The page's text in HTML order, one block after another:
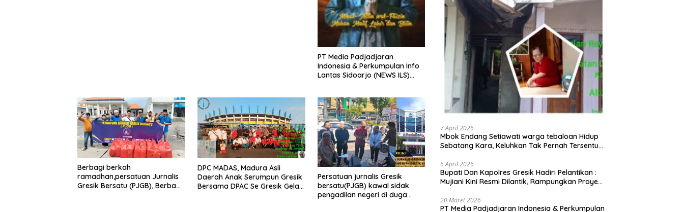
PT Media Padjadjaran
Indonesia & Perkumpulan Info
Lantas Sidoarjo (NEWS ILS)
Berbagi berkah
ramadhan,persatuan Jurnalis
Gresik Bersatu (PJGB), Berbagi
DPC MADAS, Madura Asli
Daerah Anak Serumpun Gresik
Bersama DPAC Se Gresik Gelar
Persatuan jurnalis Gresik
bersatu(PJGB) kawal sidak
pengadilan negeri di duga
7 April 2026
Mbok Endang Setiawati warga tebaloan Hidup
Sebatang Kara, Keluhkan Tak Pernah Tersentuh
6 April 2026
​Bupati Dan Kapolres Gresik Hadiri Pelantikan :
Mujiani Kini Resmi Dilantik, Rampungkan Proyek
20 Maret 2026
PT Media Padjadjaran Indonesia & Perkumpulan